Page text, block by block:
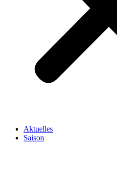
Aktuelles
Saison